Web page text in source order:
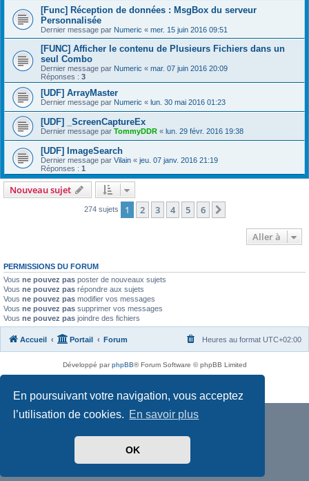
En poursuivant votre navigation, vous acceptez
l’utilisation de cookies. En savoir plus
OK
[Func] Réception de données : MsgBox du serveur
Personnalisée
Dernier message par Numeric « mer. 15 juin 2016 09:51
[FUNC] Afficher le contenu de Plusieurs Fichiers dans un
seul Combo
Dernier message par Numeric « mar. 07 juin 2016 20:09
Réponses : 3
[UDF] ArrayMaster
Dernier message par Numeric « lun. 30 mai 2016 01:23
[UDF] _ScreenCaptureEx
Dernier message par TommyDDR « lun. 29 févr. 2016 19:38
[UDF] ImageSearch
Dernier message par Vilain « jeu. 07 janv. 2016 21:19
Réponses : 1
Nouveau sujet
274 sujets 1 2 3 4 5 6
Aller à
PERMISSIONS DU FORUM
Vous ne pouvez pas poster de nouveaux sujets
Vous ne pouvez pas répondre aux sujets
Vous ne pouvez pas modifier vos messages
Vous ne pouvez pas supprimer vos messages
Vous ne pouvez pas joindre des fichiers
Accueil Portail Forum Heures au format UTC+02:00
Développé parphpBB® Forum Software © phpBB Limited
Confidentialité